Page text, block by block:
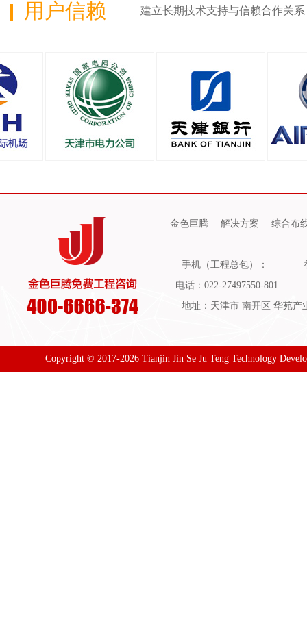
用户信赖 建立长期技术支持与信赖合作关系
金色巨腾 解决方案 综合布
手机（工程总包）：
电话：022-27497550-801
地址：天津市 南开区 华苑产
Copyright © 2017-2026 Tianjin Jin Se Ju Teng Technology